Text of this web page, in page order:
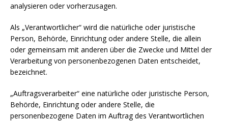
analysieren oder vorherzusagen.
Als „Verantwortlicher“ wird die natürliche oder juristische
Person, Behörde, Einrichtung oder andere Stelle, die allein
oder gemeinsam mit anderen über die Zwecke und Mittel der
Verarbeitung von personenbezogenen Daten entscheidet,
bezeichnet.
„Auftragsverarbeiter“ eine natürliche oder juristische Person,
Behörde, Einrichtung oder andere Stelle, die
personenbezogene Daten im Auftrag des Verantwortlichen